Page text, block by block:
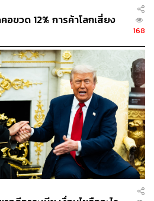
ขวด 12% การค้าโลกเสี่ยง
168